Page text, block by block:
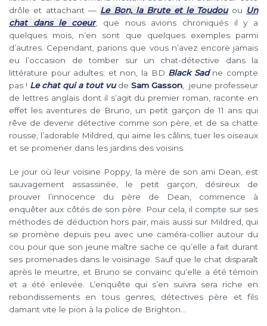
drôle et attachant — Le Bon, la Brute et le Toudouou Un
chat dans le coeur, que nous avions chroniqués il y a
quelques mois, n’en sont que quelques exemples parmi
d’autres. Cependant, parions que vous n’avez encore jamais
eu l’occasion de tomber sur un chat-détective dans la
littérature pour adultes; et non, la BD Black Sadne compte
pas ! Le chat qui a tout vude Sam Gasson , jeune professeur
de lettres anglais dont il s’agit du premier roman, raconte en
effet les aventures de Bruno, un petit garçon de 11 ans qui
rêve de devenir détective comme son père, et de sa chatte
rousse, l’adorable Mildred, qui aime les câlins, tuer les oiseaux
et se promener dans les jardins des voisins.
Le jour où leur voisine Poppy, la mère de son ami Dean, est
sauvagement assassinée, le petit garçon, désireux de
prouver l’innocence du père de Dean, commence à
enquêter aux côtés de son père. Pour cela, il compte sur ses
méthodes de déduction hors pair, mais aussi sur Mildred, qui
se promène depuis peu avec une caméra-collier autour du
cou pour que son jeune maître sache ce qu’elle a fait durant
ses promenades dans le voisinage. Sauf que le chat disparaît
après le meurtre, et Bruno se convainc qu’elle a été témoin
et a été enlevée. L’enquête qui s’en suivra sera riche en
rebondissements en tous genres, détectives père et fils
damant vite le pion à la police de Brighton…